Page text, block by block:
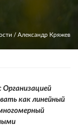
/ Александр Кряжев
Организацией
как линейный